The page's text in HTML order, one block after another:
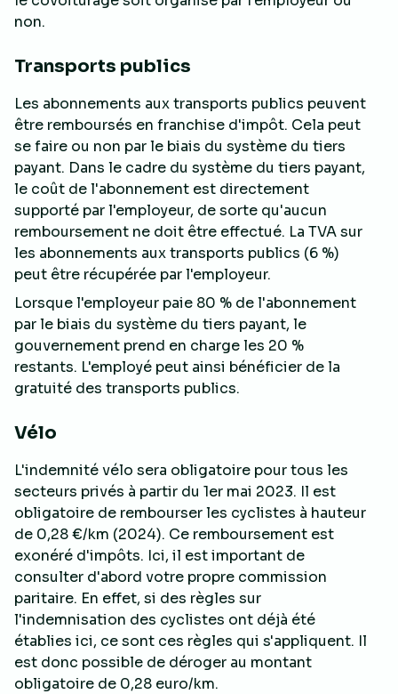
non.
Transports publics
Les abonnements aux transports publics peuvent
être remboursés en franchise d'impôt. Cela peut
se faire ou non par le biais du système du tiers
payant. Dans le cadre du système du tiers payant,
le coût de l'abonnement est directement
supporté par l'employeur, de sorte qu'aucun
remboursement ne doit être effectué. La TVA sur
les abonnements aux transports publics (6 %)
peut être récupérée par l'employeur.
Lorsque l'employeur paie 80 % de l'abonnement
par le biais du système du tiers payant, le
gouvernement prend en charge les 20 %
restants. L'employé peut ainsi bénéficier de la
gratuité des transports publics.
Vélo
L'indemnité vélo sera obligatoire pour tous les
secteurs privés à partir du 1er mai 2023. Il est
obligatoire de rembourser les cyclistes à hauteur
de 0,28 €/km (2024). Ce remboursement est
exonéré d'impôts. Ici, il est important de
consulter d'abord votre propre commission
paritaire. En effet, si des règles sur
l'indemnisation des cyclistes ont déjà été
établies ici, ce sont ces règles qui s'appliquent. Il
est donc possible de déroger au montant
obligatoire de 0,28 euro/km.